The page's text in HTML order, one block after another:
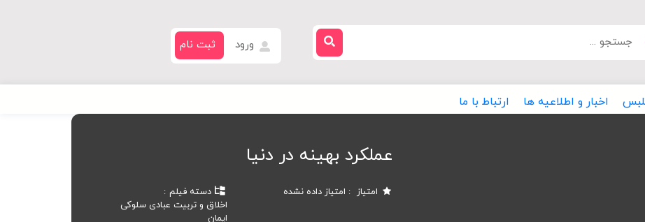
ورود ثبت نام
اخبار و اطلاعیه ها ارتباط با ما
عملکرد بهینه در دنیا
امتیاز امتیاز داده نشده
دسته فیلم
اخلاق و تربیت عبادی سلوکی
ایمان